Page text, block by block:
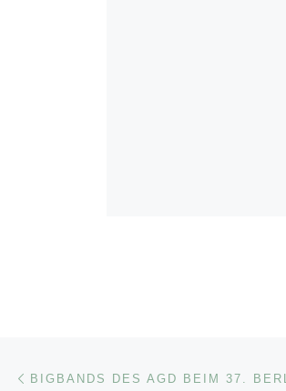
Beitragsnavigation